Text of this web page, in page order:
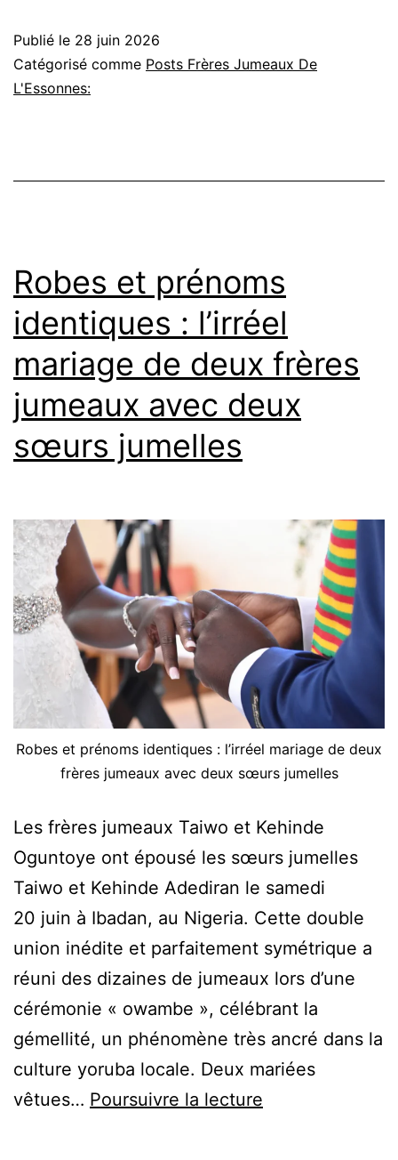
frères
Publié le 28 juin 2026
Catégorisé comme Posts Frères Jumeaux De
L'Essonnes:
Robes et prénoms
identiques : l’irréel
mariage de deux frères
jumeaux avec deux
sœurs jumelles
Robes et prénoms identiques : l’irréel mariage de deux
frères jumeaux avec deux sœurs jumelles
Les frères jumeaux Taiwo et Kehinde
Oguntoye ont épousé les sœurs jumelles
Taiwo et Kehinde Adediran le samedi
20 juin à Ibadan, au Nigeria. Cette double
union inédite et parfaitement symétrique a
réuni des dizaines de jumeaux lors d’une
cérémonie « owambe », célébrant la
gémellité, un phénomène très ancré dans la
culture yoruba locale. Deux mariées
vêtues… Poursuivre la lecture